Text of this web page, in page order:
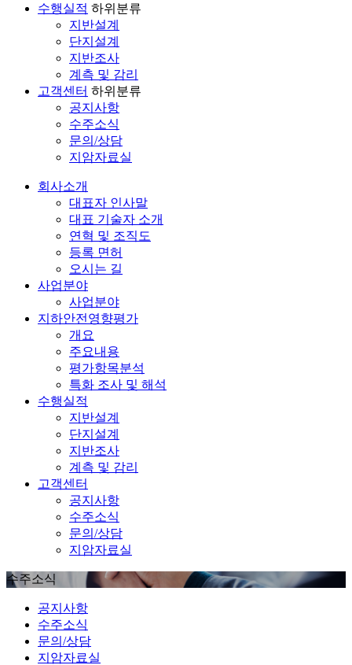
수행실적 하위분류
지반설계
단지설계
지반조사
계측 및 감리
고객센터 하위분류
공지사항
수주소식
문의/상담
지암자료실
회사소개
대표자 인사말
대표 기술자 소개
연혁 및 조직도
등록 면허
오시는 길
사업분야
사업분야
지하안전영향평가
개요
주요내용
평가항목분석
특화 조사 및 해석
수행실적
지반설계
단지설계
지반조사
계측 및 감리
고객센터
공지사항
수주소식
문의/상담
지암자료실
수주소식
공지사항
수주소식
문의/상담
지암자료실